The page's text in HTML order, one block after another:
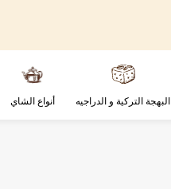
البهجة التركية و الدراجيه أنواع الشاي